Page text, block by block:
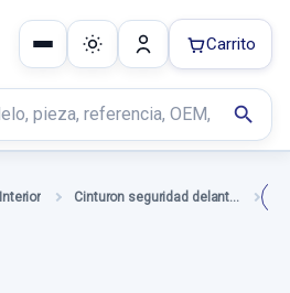
search
Carrito
Interior Cinturon seguridad delantero izquierdo